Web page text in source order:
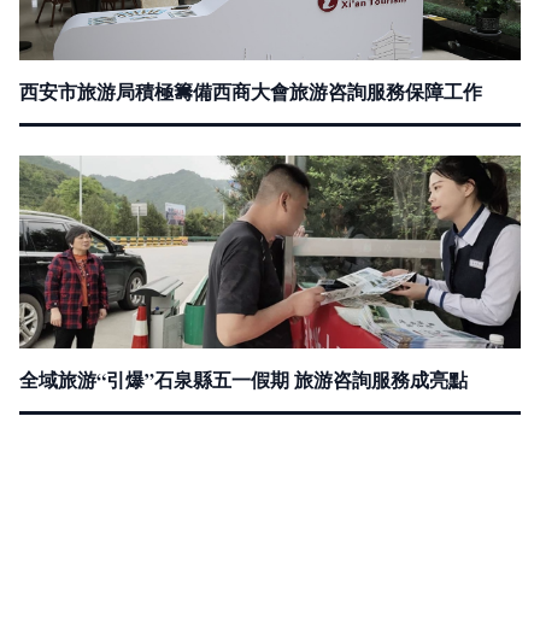
西安市旅游局積極籌備西商大會旅游咨詢服務保障工作
全域旅游“引爆”石泉縣五一假期 旅游咨詢服務成亮點